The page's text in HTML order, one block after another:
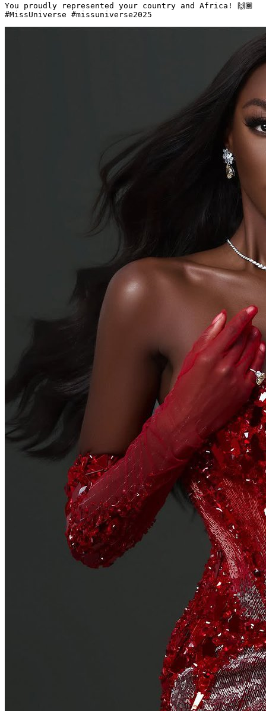
You proudly represented your country and Africa! 🙌🏾
#MissUniverse #missuniverse2025